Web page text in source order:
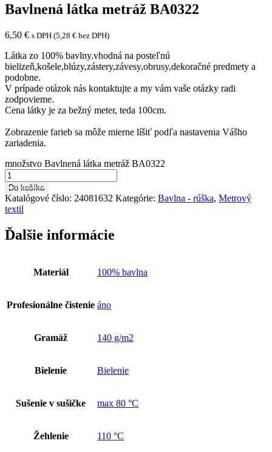
Bavlnená látka metráž BA0322
6,50 € s DPH (5,28 € bez DPH)
Látka zo 100% bavlny.vhodná na posteľnú
bielizeň,košele,blúzy,zástery,závesy,obrusy,dekoračné predmety a
podobne.
V prípade otázok nás kontaktujte a my vám vaše otázky radi
zodpovieme.
Cena látky je za bežný meter, teda 100cm.
Zobrazenie farieb sa môže mierne líšiť podľa nastavenia Vášho
zariadenia.
množstvo Bavlnená látka metráž BA0322
Do košíka
Katalógové číslo: 24081632 Kategórie: Bavlna - rúška, Metrový
textil
Ďalšie informácie
Materiál 100% bavlna
Profesionálne čistenie áno
Gramáž 140 g/m2
Bielenie Bielenie
Sušenie v sušičke max 80 °C
Žehlenie 110 °C